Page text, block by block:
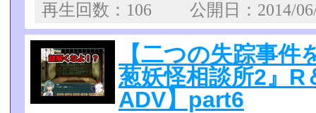
再生回数：106 公開日：
【二つの失踪事
葱妖怪相談所2』R
ADV】part6